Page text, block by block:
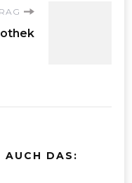
AUCH DAS: